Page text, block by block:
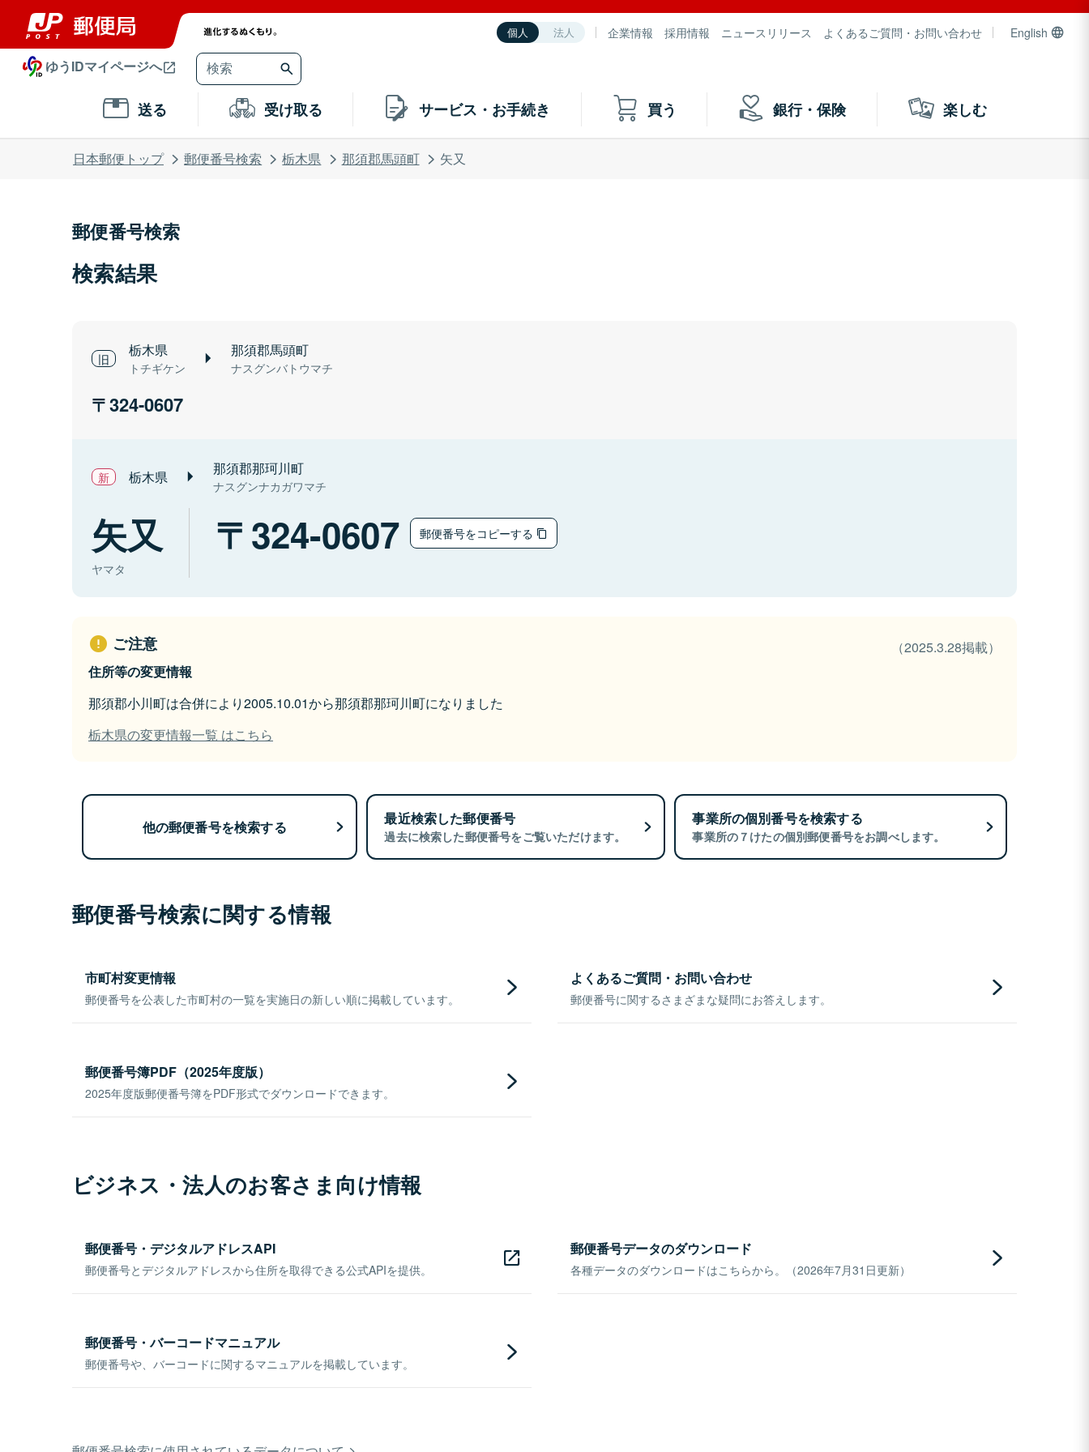
個人 法人 企業情報 採用情報 ニュースリリース よくあるご質問・お問い合わせ English
ゆうIDマイページへ
送る 受け取る サービス・お手続き 買う 銀行・保険 楽しむ
日本郵便トップ 郵便番号検索 栃木県 那須郡馬頭町 矢又
郵便番号検索
検索結果
栃木県
トチギケン
那須郡馬頭町
ナスグンバトウマチ
324-0607
栃木県 那須郡那珂川町
ナスグンナカガワマチ
矢又
ヤマタ
324-0607 郵便番号をコピーする
ご注意
（2025.3.28掲載）
住所等の変更情報
那須郡小川町は合併により2005.10.01から那須郡那珂川町になりました
栃木県の変更情報一覧 はこちら
他の郵便番号を検索する 最近検索した郵便番号
過去に検索した郵便番号をご覧いただけます。
事業所の個別番号を検索する
事業所の７けたの個別郵便番号をお調べします。
郵便番号検索に関する情報
市町村変更情報
郵便番号を公表した市町村の一覧を実施日の新しい順に掲載しています。
よくあるご質問・お問い合わせ
郵便番号に関するさまざまな疑問にお答えします。
郵便番号簿PDF（2025年度版）
2025年度版郵便番号簿をPDF形式でダウンロードできます。
ビジネス・法人のお客さま向け情報
郵便番号・デジタルアドレスAPI
郵便番号とデジタルアドレスから住所を取得できる公式APIを提供。
郵便番号データのダウンロード
各種データのダウンロードはこちらから。（2026年7月31日更新）
郵便番号・バーコードマニュアル
郵便番号や、バーコードに関するマニュアルを掲載しています。